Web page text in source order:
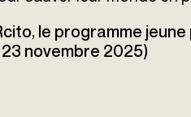
le programme jeune
novembre 2025)